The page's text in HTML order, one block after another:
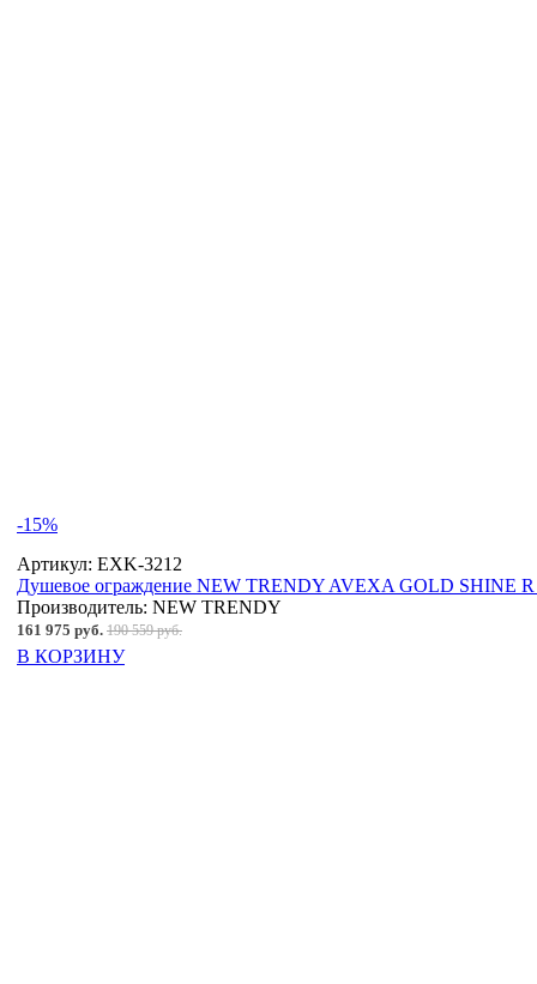
-15%
Артикул: EXK-3212
Душевое ограждение NEW TRENDY AVEXA GOLD SHINE R
Производитель: NEW TRENDY
161 975 руб. 190 559 руб.
В КОРЗИНУ